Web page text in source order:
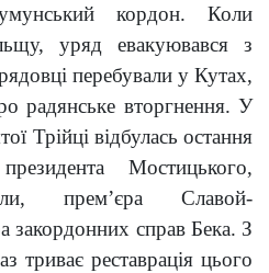
кордон. Коли
уряд евакуювався з
перебували у Кутах,
радянське вторгнення. У
Трійці відбулась остання
Мостицького,
прем’єра Славой-
закордонних справ Бека. З
триває реставрація цього